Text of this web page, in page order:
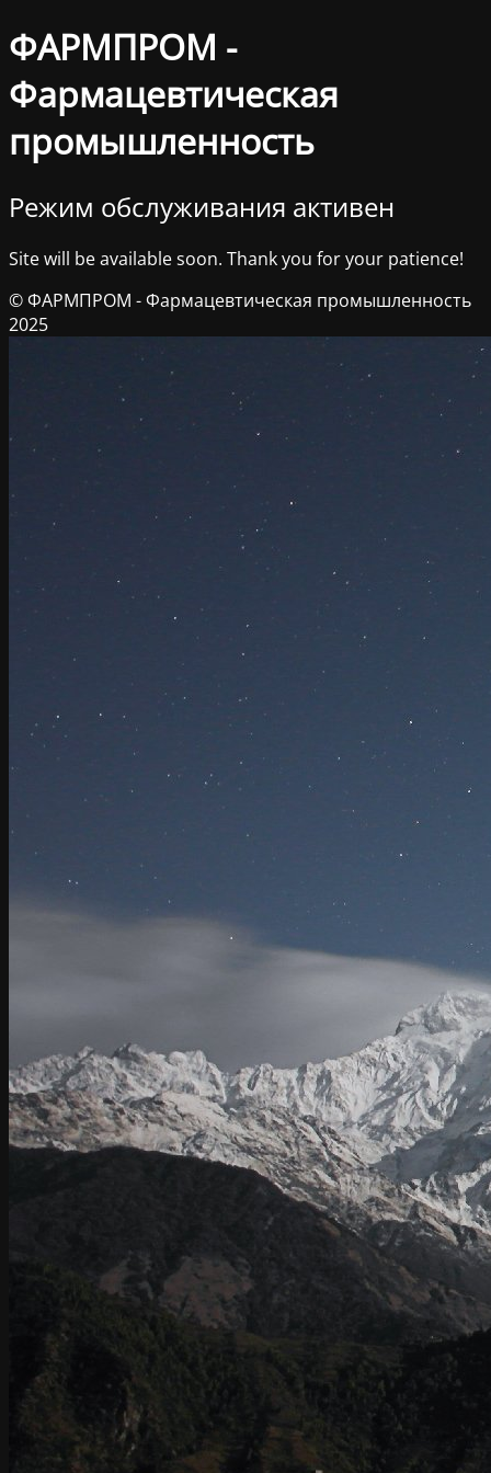
ФАРМПРОМ -
Фармацевтическая
промышленность
Режим обслуживания активен
Site will be available soon. Thank you for your patience!
© ФАРМПРОМ - Фармацевтическая промышленность
2025